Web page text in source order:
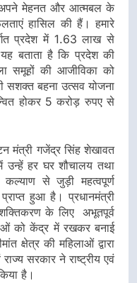
अपने मेहनत और आत्मबल के
हासिल की हैं। हमारे
प्रदेश में 1.63 लाख से
बताता है कि प्रदेश की
समूहों की आजीविका को
सशक्त बहना उत्सव योजना
होकर 5 करोड़ रुपए से
मंत्री गजेंद्र सिंह शेखावत
उन्हें हर घर शौचालय तथा
से जुड़ी महत्वपूर्ण
हुआ है। प्रधानमंत्री
के लिए अभूतपूर्व
को केंद्र में रखकर बनाई
क्षेत्र की महिलाओं द्वारा
सरकार ने राष्ट्रीय एवं
है।